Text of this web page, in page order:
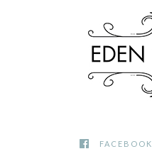
FACEBOOK